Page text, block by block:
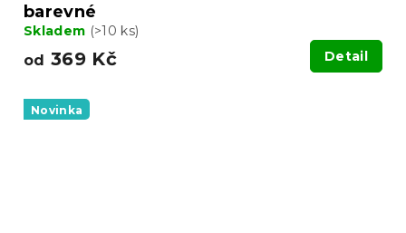
barevné
Skladem (>10 ks)
od 369 Kč Detail
Novinka